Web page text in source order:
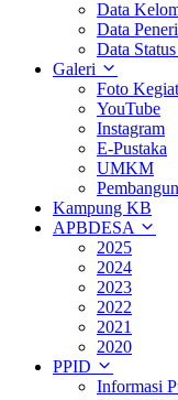
Data
Data
Data
Galeri
Foto
YouTube
Instagram
E-Pustaka
UMKM
Kampung KB
APBDESA
2025
2024
2023
2022
2021
2020
PPID
Informasi